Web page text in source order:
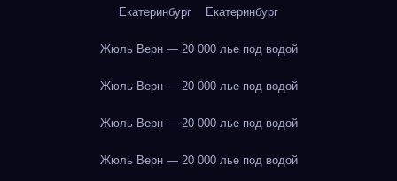
Екатеринбург Екатеринбург
Жюль Верн — 20 000 лье под водой
Жюль Верн — 20 000 лье под водой
Жюль Верн — 20 000 лье под водой
Жюль Верн — 20 000 лье под водой